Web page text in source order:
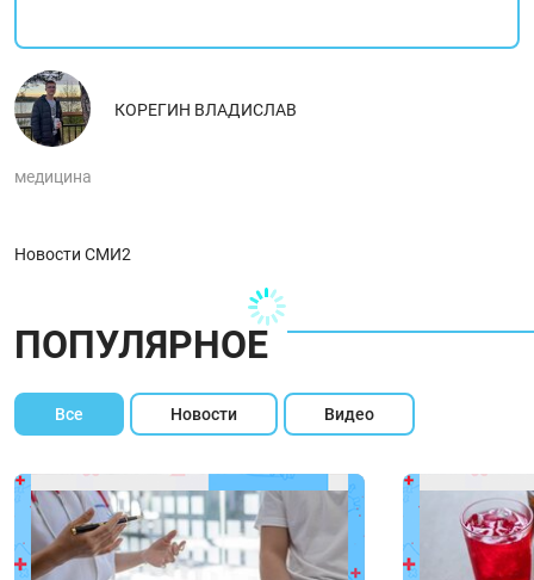
КОРЕГИН ВЛАДИСЛАВ
медицина
Новости СМИ2
ПОПУЛЯРНОЕ
Все Новости Видео